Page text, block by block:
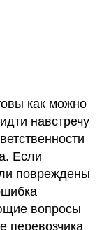
как можно
навстречу
Если
повреждены
вопросы
перевозчика